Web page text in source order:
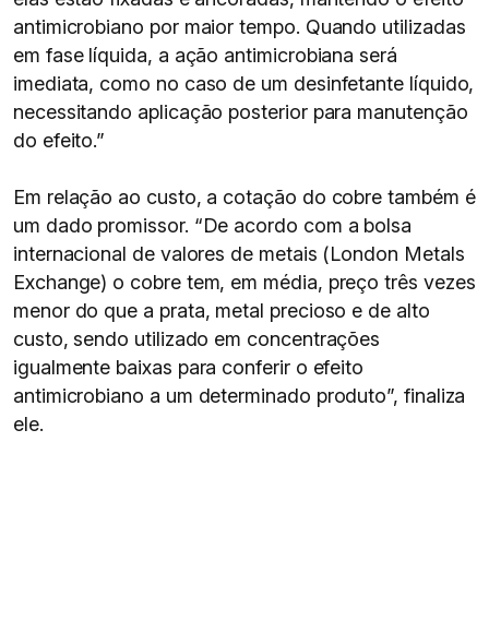
antimicrobiano por maior tempo. Quando utilizadas
em fase líquida, a ação antimicrobiana será
imediata, como no caso de um desinfetante líquido,
necessitando aplicação posterior para manutenção
do efeito.”
Em relação ao custo, a cotação do cobre também é
um dado promissor. “De acordo com a bolsa
internacional de valores de metais (London Metals
Exchange) o cobre tem, em média, preço três vezes
menor do que a prata, metal precioso e de alto
custo, sendo utilizado em concentrações
igualmente baixas para conferir o efeito
antimicrobiano a um determinado produto”, finaliza
ele.